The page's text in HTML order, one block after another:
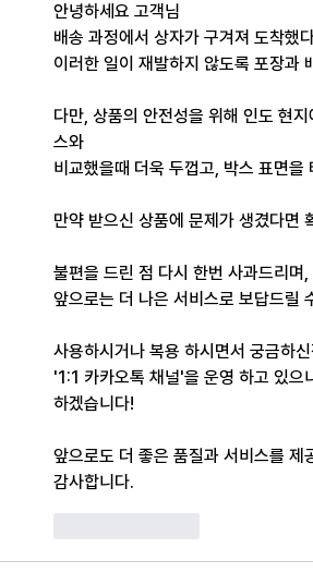
안녕하세요 고객님
배송 과정에서 상자가 구겨져 도착했
이러한 일이 재발하지 않도록 포장과
다만, 상품의 안전성을 위해 인도 현
스와
비교했을때 더욱 두껍고, 박스 표면
만약 받으신 상품에 문제가 생겼다면
불편을 드린 점 다시 한번 사과드리며,
앞으로는 더 나은 서비스로 보답드릴
사용하시거나 복용 하시면서 궁금하
'1:1 카카오톡 채널'을 운영 하고 있으
하겠습니다!
앞으로도 더 좋은 품질과 서비스를
감사합니다.